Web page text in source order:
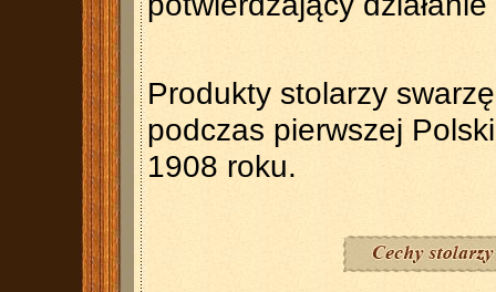
Produkty stolarzy
podczas pierwszej
1908 roku.